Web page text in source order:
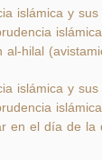
islámica y
al-hilal
islámica y
en el día de la